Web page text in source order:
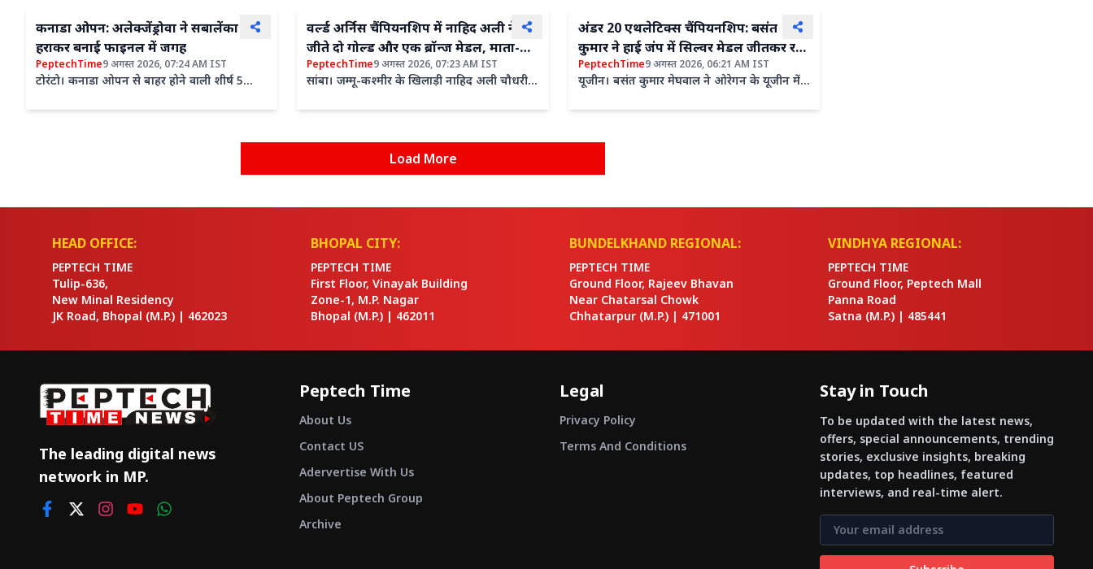
कनाडा ओपन: अलेक्जेंड्रोवा ने सबालेंका को
हराकर बनाई फाइनल में जगह
PeptechTime9 अगस्त 2026, 07:24 AM IST
टोरंटो। कनाडा ओपन से बाहर होने वाली शीर्ष 5
सबालेंका का नाम भी जुड़ गया...
वर्ल्ड अर्निस चैंपियनशिप में नाहिद अली ने
जीते दो गोल्ड और एक ब्रॉन्ज मेडल, माता-
पिता और कोच को दिया सफलता का श्रेय
PeptechTime9 अगस्त 2026, 07:23 AM IST
सांबा। जम्मू-कश्मीर के खिलाड़ी नाहिद अली चौधरी ने
द्वारा आयोजित...
अंडर 20 एथलेटिक्स चैंपियनशिप: बसंत
कुमार ने हाई जंप में सिल्वर मेडल जीतकर रचा
इतिहास, शाहनवाज को ब्रॉन्ज
PeptechTime9 अगस्त 2026, 06:21 AM IST
यूजीन। बसंत कुमार मेघवाल ने ओरेगन के यूजीन में
हाई जंप में सिल्वर...
Load More
HEAD OFFICE:
PEPTECH TIME
Tulip-636,
New Minal Residency
JK Road, Bhopal (M.P.) | 462023
BHOPAL CITY:
PEPTECH TIME
First Floor, Vinayak Building
Zone-1, M.P. Nagar
Bhopal (M.P.) | 462011
BUNDELKHAND REGIONAL:
PEPTECH TIME
Ground Floor, Rajeev Bhavan
Near Chatarsal Chowk
Chhatarpur (M.P.) | 471001
VINDHYA REGIONAL:
PEPTECH TIME
Ground Floor, Peptech Mall
Panna Road
Satna (M.P.) | 485441
The leading digital news
network in MP.
Peptech Time
About Us
Contact US
Adervertise With Us
About Peptech Group
Archive
Legal
Privacy Policy
Terms And Conditions
Stay in Touch
To be updated with the latest news,
offers, special announcements, trending
stories, exclusive insights, breaking
updates, top headlines, featured
interviews, and real-time alert.